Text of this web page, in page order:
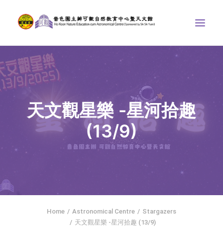
ABOUT US
THE COURSES
ASTRONOMICAL CENTRE
STORIES OF NATURE
COMPETITIONS/PROJECTS
繁體中文
天文觀星樂 -星河拾趣
(13/9)
Home Astronomical Centre
Stargazers
天文觀星樂 -星河拾趣 (13/9)